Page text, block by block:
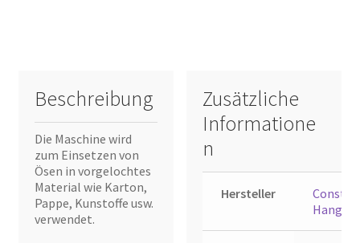
Beschreibung
Die Maschine wird
zum Einsetzen von
Ösen in vorgelochtes
Material wie Karton,
Pappe, Kunstoffe usw.
verwendet.
Zusätzliche
Informatione
n
Hersteller
Hang